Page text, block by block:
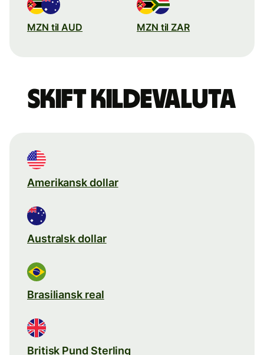
MZN til AUD MZN til ZAR
Skift kildevaluta
Amerikansk dollar
Australsk dollar
Brasiliansk real
Britisk Pund Sterling